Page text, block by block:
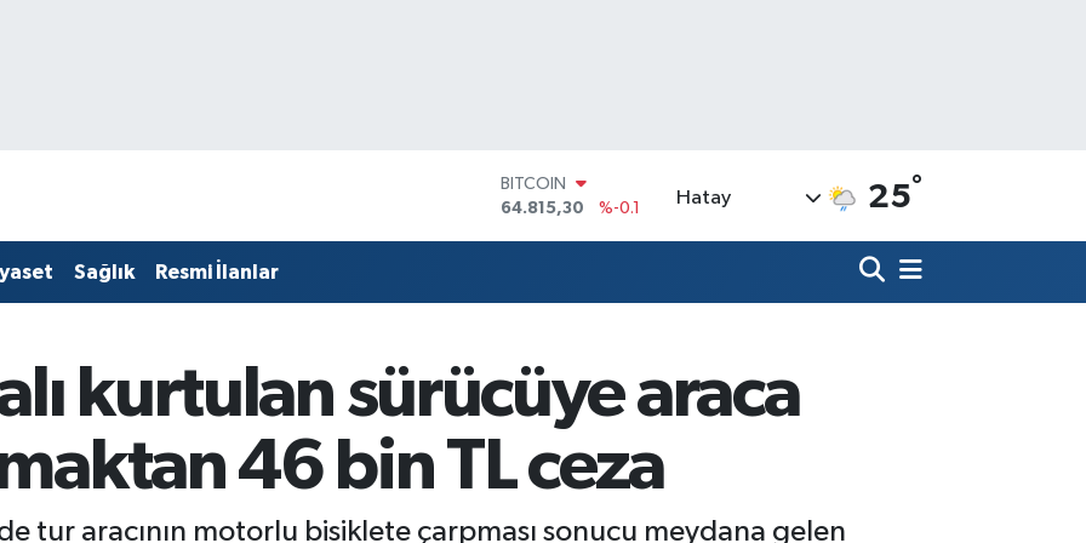
DOLAR
47,7436
%0.18
64,4811
%0.38
BİST100
13.779
%-14
Hatay 25°
Sağlık Resmi İlanlar
kurtulan sürücüye araca
46 bin TL ceza
tur aracının motorlu bisiklete çarpması sonucu meydana gelen